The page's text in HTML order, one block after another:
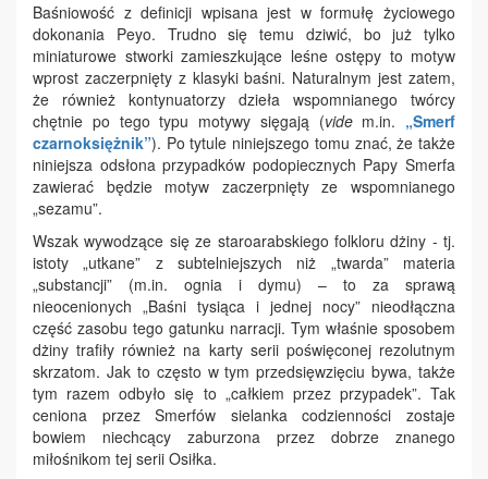
Baśniowość z definicji wpisana jest w formułę życiowego
dokonania Peyo. Trudno się temu dziwić, bo już tylko
miniaturowe stworki zamieszkujące leśne ostępy to motyw
wprost zaczerpnięty z klasyki baśni. Naturalnym jest zatem,
że również kontynuatorzy dzieła wspomnianego twórcy
chętnie po tego typu motywy sięgają (videm.in. „Smerf
czarnoksiężnik”). Po tytule niniejszego tomu znać, że także
niniejsza odsłona przypadków podopiecznych Papy Smerfa
zawierać będzie motyw zaczerpnięty ze wspomnianego
„sezamu”.
Wszak wywodzące się ze staroarabskiego folkloru dżiny - tj.
istoty „utkane” z subtelniejszych niż „twarda” materia
„substancji” (m.in. ognia i dymu) – to za sprawą
nieocenionych „Baśni tysiąca i jednej nocy” nieodłączna
część zasobu tego gatunku narracji. Tym właśnie sposobem
dżiny trafiły również na karty serii poświęconej rezolutnym
skrzatom. Jak to często w tym przedsięwzięciu bywa, także
tym razem odbyło się to „całkiem przez przypadek”. Tak
ceniona przez Smerfów sielanka codzienności zostaje
bowiem niechcący zaburzona przez dobrze znanego
miłośnikom tej serii Osiłka.